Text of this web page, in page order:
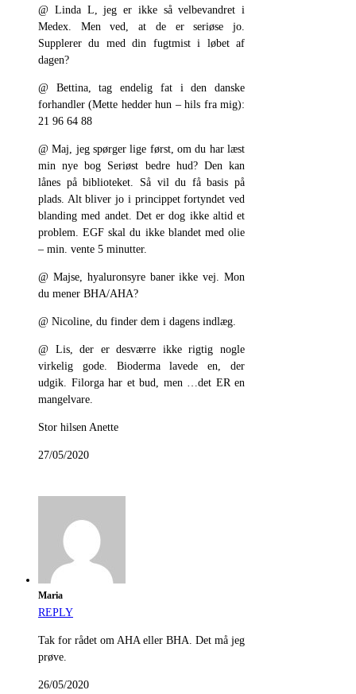
@ Linda L, jeg er ikke så velbevandret i
Medex. Men ved, at de er seriøse jo.
Supplerer du med din fugtmist i løbet af
dagen?
@ Bettina, tag endelig fat i den danske
forhandler (Mette hedder hun – hils fra mig):
21 96 64 88
@ Maj, jeg spørger lige først, om du har læst
min nye bog Seriøst bedre hud? Den kan
lånes på biblioteket. Så vil du få basis på
plads. Alt bliver jo i princippet fortyndet ved
blanding med andet. Det er dog ikke altid et
problem. EGF skal du ikke blandet med olie
– min. vente 5 minutter.
@ Majse, hyaluronsyre baner ikke vej. Mon
du mener BHA/AHA?
@ Nicoline, du finder dem i dagens indlæg.
@ Lis, der er desværre ikke rigtig nogle
virkelig gode. Bioderma lavede en, der
udgik. Filorga har et bud, men …det ER en
mangelvare.
Stor hilsen Anette
27/05/2020
Maria
REPLY
Tak for rådet om AHA eller BHA. Det må jeg
prøve.
26/05/2020